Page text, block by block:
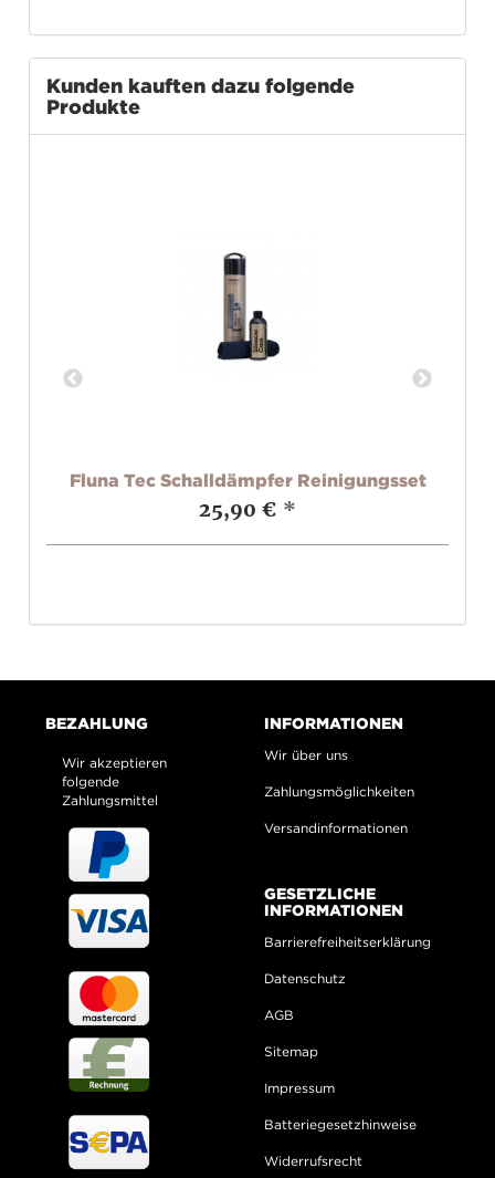
Kunden kauften dazu folgende
Produkte
Fluna Tec Schalldämpfer Reinigungsset
25,90 € *
BEZAHLUNG
Wir akzeptieren
folgende
Zahlungsmittel
INFORMATIONEN
Wir über uns
Zahlungsmöglichkeiten
Versandinformationen
GESETZLICHE
INFORMATIONEN
Barrierefreiheitserklärung
Datenschutz
AGB
Sitemap
Impressum
Batteriegesetzhinweise
Widerrufsrecht